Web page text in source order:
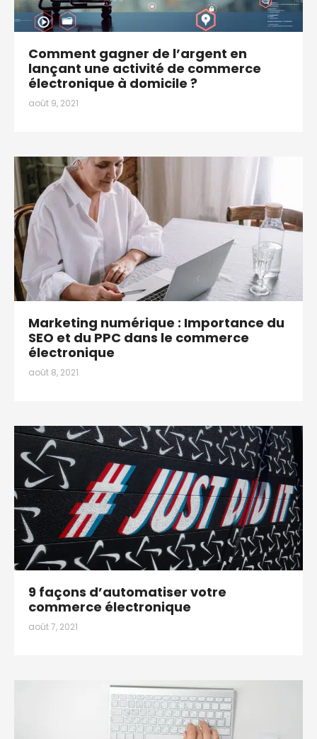
Comment gagner de l’argent en
lançant une activité de commerce
électronique à domicile ?
août 9, 2021
Marketing numérique : Importance du
SEO et du PPC dans le commerce
électronique
août 8, 2021
9 façons d’automatiser votre
commerce électronique
août 7, 2021